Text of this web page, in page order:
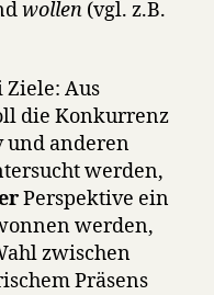
wollen (vgl. z.B.
Ziele: Aus
die Konkurrenz
anderen
werden,
Perspektive ein
werden,
zwischen
Präsens